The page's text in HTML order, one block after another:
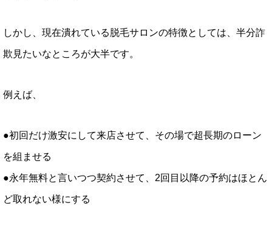
しかし、現在潰れている脱毛サロンの特徴としては、半分詐
欺見たいなところが大半です。
例えば、
●初回だけ激安にして来店させて、その場で超長期のローン
を組ませる
●永年無料と言いつつ契約させて、2回目以降の予約はほとん
ど取れない様にする